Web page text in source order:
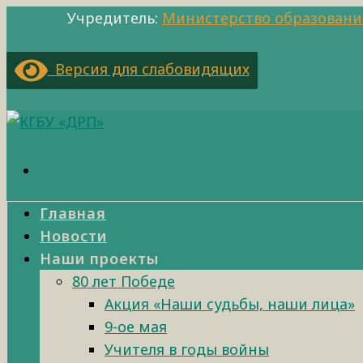
Учредитель: Министерство
Версия для слабовидящих
Главная
Новости
Наши проекты
80 лет Победе
Акция «Наши судьбы, наши лица»
9-ое мая
Учителя в годы войны